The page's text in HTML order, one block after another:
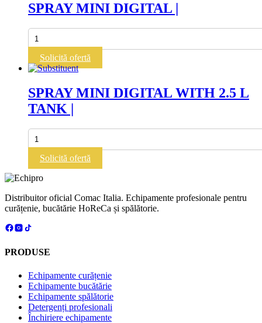
PRODUCTS
SPRAY MINI DIGITAL |
Cantitate
SPRAY
MINI
DIGITAL
|
Solicită ofertă
SPRAY MINI DIGITAL WITH 2.5 L
TANK |
Cantitate
SPRAY
MINI
DIGITAL
WITH
2.5
L
TANK
Solicită ofertă
Distribuitor oficial Comac Italia. Echipamente profesionale pentru
curățenie, bucătărie HoReCa și spălătorie.
PRODUSE
Echipamente curățenie
Echipamente bucătărie
Echipamente spălătorie
Detergenți profesionali
Închiriere echipamente